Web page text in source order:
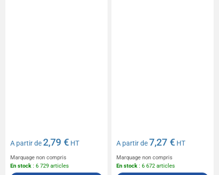
A partir de2,79 € HT
Marquage non compris
En stock : 6 729 articles
A partir de7,27 € HT
Marquage non compris
En stock : 6 672 articles